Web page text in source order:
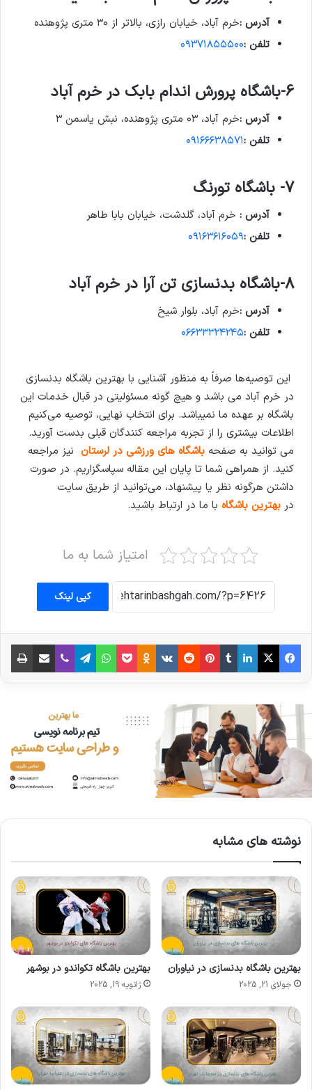
آدرس :خرم آباد، خیابان رازی، بالاتر از ۳۰ متری پژوهنده
تلفن :۰۹۳۷۱۸۵۵۵۰۰
6-باشگاه پرورش اندام بابک در خرم آباد
آدرس :خرم آباد، ۰۳ متری پژوهنده، نبش یاسمن ۳
تلفن :۰۹۱۶۶۶۳۸۵۷۱
7- باشگاه تورنگ
آدرس : خرم آباد، گلدشت، خیابان بابا طاهر
تلفن :۰۹۱۶۳۶۱۶۰۵۹
8-باشگاه بدنسازی تن آرا در خرم آباد
آدرس :خرم آباد، بلوار شیخ
تلفن :۰۶۶۳۳۳۲۴۲۴۵
این توصیه‌ها صرفاً به منظور آشنایی با بهترین باشگاه بدنسازی
در خرم آباد می باشد و هیچ گونه مسئولیتی در قبال خدمات این
باشگاه بر عهده ما نمیباشد. برای انتخاب نهایی، توصیه می‌کنیم
اطلاعات بیشتری را از تجربه مراجعه کنندگان قبلی بدست آورید.
می توانید به صفحه باشگاه های ورزشی در لرستان نیز مراجعه
کنید. از همراهی شما تا پایان این مقاله سپاسگزاریم. در صورت
داشتن هرگونه نظر یا پیشنهاد، می‌توانید از طریق سایت
در بهترین باشگاه با ما در ارتباط باشید.
امتیاز شما به ما
کپی لینک
نوشته های مشابه
بهترین باشگاه بدنسازی در نیاوران
جولای 21, 2025
بهترین باشگاه تکواندو در بوشهر
ژانویه 19, 2025